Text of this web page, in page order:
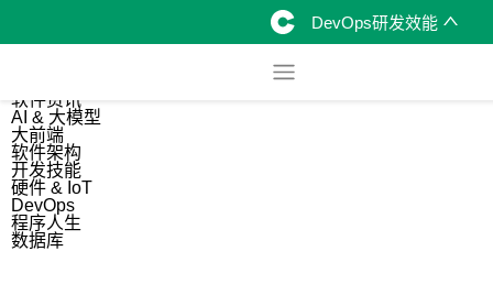
DevOps研发效能
软件资讯
AI & 大模型
大前端
软件架构
开发技能
硬件 & IoT
DevOps
程序人生
数据库